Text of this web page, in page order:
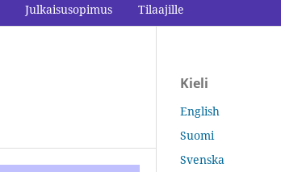
Julkaisusopimus Tilaajille
Kieli
English
Suomi
Svenska